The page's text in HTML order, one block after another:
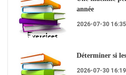
année
2026-07-30
Déterminer si
2026-07-30